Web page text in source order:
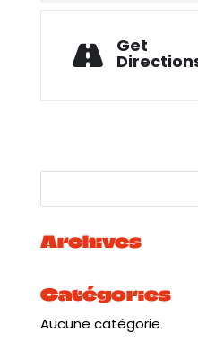
Get
Archives
Catégories
Aucune catégorie